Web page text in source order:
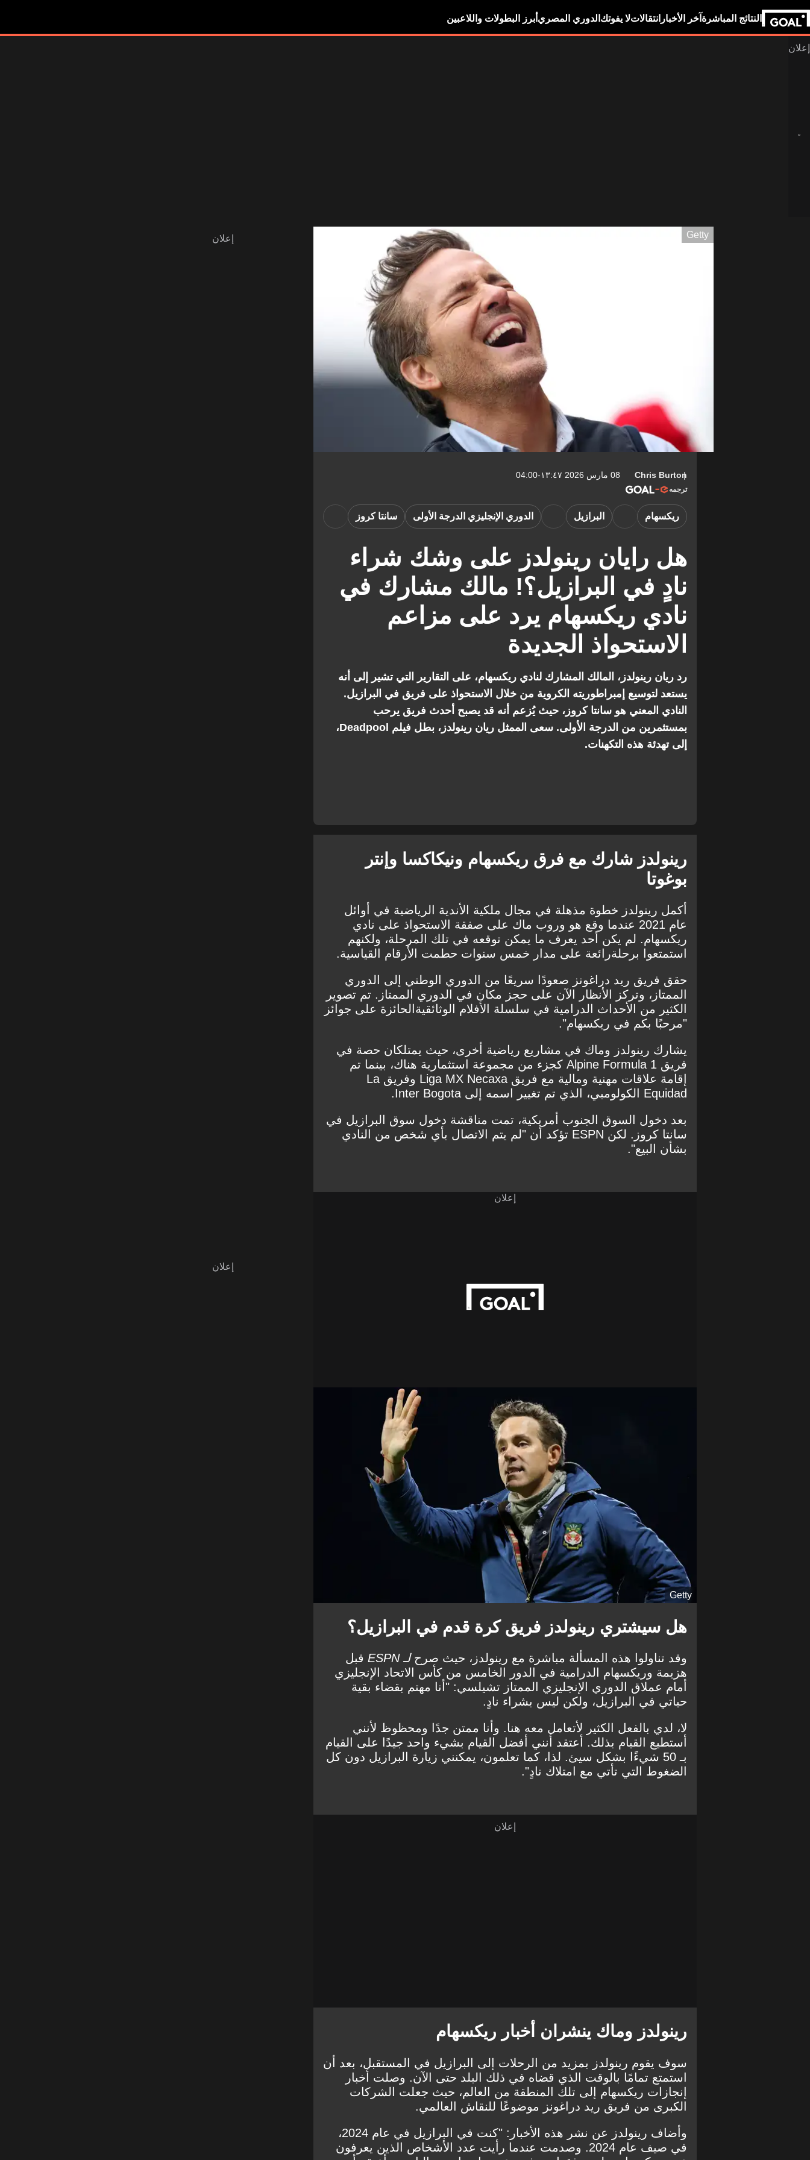
النتائج المباشرة آخر الأخبار انتقالاتلا يفوتك الدوري المصري أبرز البطولات واللاعبين
Getty
Chris Burton 08 مارس 2026 ١٣:٤٧-04:00
ترجمه
هل رايان رينولدز على وشك شراء
نادٍ في البرازيل؟! مالك مشارك في
نادي ريكسهام يرد على مزاعم
الاستحواذ الجديدة
ريكسهام البرازيل الدوري الإنجليزي الدرجة الأولى سانتا كروز
رد ريان رينولدز، المالك المشارك لنادي ريكسهام، على التقارير التي تشير إلى أنه
يستعد لتوسيع إمبراطوريته الكروية من خلال الاستحواذ على فريق في البرازيل.
النادي المعني هو سانتا كروز، حيث يُزعم أنه قد يصبح أحدث فريق يرحب
بمستثمرين من الدرجة الأولى. سعى الممثل ريان رينولدز، بطل فيلم Deadpool،
إلى تهدئة هذه التكهنات.
رينولدز شارك مع فرق ريكسهام ونيكاكسا وإنتر
بوغوتا
أكمل رينولدز خطوة مذهلة في مجال ملكية الأندية الرياضية في أوائل
عام 2021 عندما وقع هو وروب ماك على صفقة الاستحواذ على نادي
ريكسهام. لم يكن أحد يعرف ما يمكن توقعه في تلك المرحلة، ولكنهم
استمتعوا برحلةرائعة على مدار خمس سنوات حطمت الأرقام القياسية.
حقق فريق ريد دراغونز صعودًا سريعًا من الدوري الوطني إلى الدوري
الممتاز، وتركز الأنظار الآن على حجز مكان في الدوري الممتاز. تم تصوير
الكثير من الأحداث الدرامية في سلسلة الأفلام الوثائقية الحائزة على جوائز
"مرحبًا بكم في ريكسهام".
يشارك رينولدز وماك في مشاريع رياضية أخرى، حيث يمتلكان حصة في
فريق Alpine Formula 1
كجزء من مجموعة استثمارية هناك، بينما تم
إقامة علاقات مهنية ومالية مع فريق Liga MX Necaxa
وفريق La
Equidad الكولومبي، الذي تم
تغيير اسمه إلى Inter Bogota.
بعد دخول السوق الجنوب أمريكية، تمت مناقشة دخول سوق البرازيل في
سانتا كروز. لكن ESPN تؤكد أن "لم يتم الاتصال بأي شخص من النادي
بشأن البيع".
إعلان
Getty
هل سيشتري رينولدز فريق كرة قدم في البرازيل؟
وقد تناولوا هذه المسألة مباشرة مع رينولدز، حيث صرحلـ ESPN
قبل
هزيمة وريكسهام الدرامية في الدور الخامس من كأس الاتحاد الإنجليزي
أمام عملاق الدوري الإنجليزي الممتاز تشيلسي: "أنا مهتم بقضاء بقية
حياتي في البرازيل، ولكن ليس بشراء نادٍ.
لا، لدي بالفعل الكثير لأتعامل معه هنا. وأنا ممتن جدًا ومحظوظ لأنني
أستطيع القيام بذلك. أعتقد أنني أفضل القيام بشيء واحد جيدًا على القيام
بـ 50 شيءًا بشكل سيئ. لذا، كما تعلمون، يمكنني زيارة البرازيل دون كل
الضغوط التي تأتي مع امتلاك نادٍ".
رينولدز وماك ينشران أخبار ريكسهام
سوف يقوم رينولدز بمزيد من الرحلات إلى البرازيل في المستقبل، بعد أن
استمتع تمامًا بالوقت الذي قضاه في ذلك البلد حتى الآن. وصلت أخبار
إنجازات ريكسهام إلى تلك المنطقة من العالم، حيث جعلت الشركات
الكبرى من فريق ريد دراغونز موضوعًا للنقاش العالمي.
وأضاف رينولدز عن نشر هذه الأخبار: "كنت في البرازيل في عام 2024،
في صيف عام 2024. وصدمت عندما رأيت عدد الأشخاص الذين يعرفون